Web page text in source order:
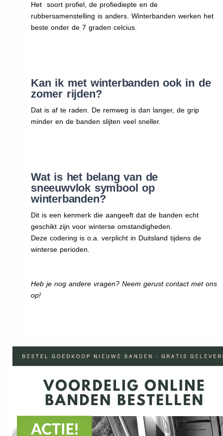
Het soort profiel, de profiediepte en de
rubbersamenstelling is anders. Winterbanden werken het
beste onder de 7 graden celcius.
Kan ik met winterbanden ook in de
zomer rijden?
Dat is af te raden. De remweg is dan langer, de grip
minder en de banden slijten veel sneller.
Wat is het belang van de
sneeuwvlok symbool op
winterbanden?
Dit is een kenmerk die aangeeft dat de banden echt
geschikt zijn voor winterse omstandigheden.
Deze codering is o.a. verplicht in Duitsland tijdens de
winterse perioden.
Heb je nog andere vragen? Neem gerust contact met ons
op!